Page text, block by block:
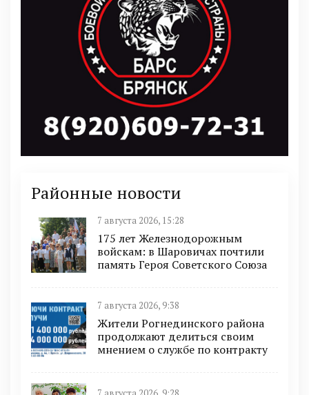
Районные новости
7 августа 2026, 15:28
175 лет Железнодорожным
войскам: в Шаровичах почтили
память Героя Советского Союза
7 августа 2026, 9:38
Жители Рогнединского района
продолжают делиться своим
мнением о службе по контракту